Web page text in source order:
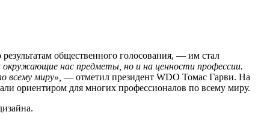
общественного голосования, — им стал
окружающие нас предметы, но и на ценности профессии.
всему миру»‎, — отметил президент WDO Томас Гарви. На
ориентиром для многих профессионалов по всему миру.